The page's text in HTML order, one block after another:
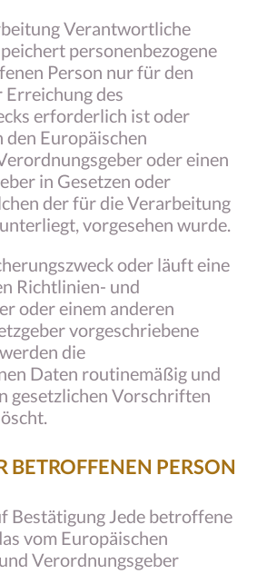
Verantwortliche
personenbezogene
Person nur für den
des
erforderlich ist oder
Europäischen
oder einen
in Gesetzen oder
der für die Verarbeitung
vorgesehen wurde.
oder läuft eine
Richtlinien- und
oder einem anderen
vorgeschriebene
die
Daten routinemäßig und
gesetzlichen Vorschriften
BETROFFENEN PERSON
Bestätigung Jede betroffene
vom Europäischen
Verordnungsgeber